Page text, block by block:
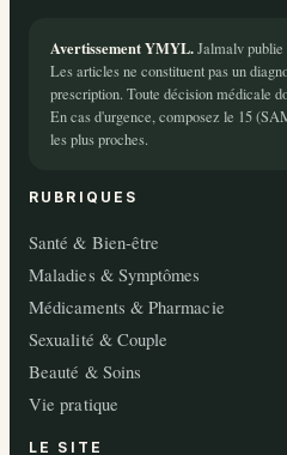
Avertissement YMYL.Jalmalv publie
Les articles ne constituent pas un
prescription. Toute décision médicale
En cas d'urgence, composez le 15
les plus proches.
RUBRIQUES
Santé & Bien-être
Maladies & Symptômes
Médicaments & Pharmacie
Sexualité & Couple
Beauté & Soins
Vie pratique
LE SITE